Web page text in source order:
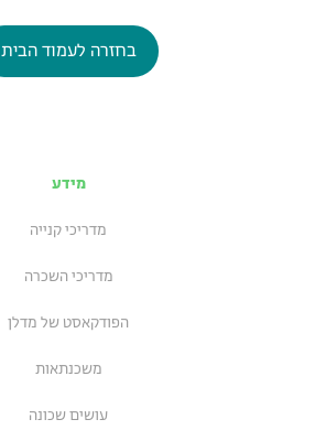
בחזרה לעמוד הבית
מידע
מדריכי קנייה
מדריכי השכרה
הפודקאסט של מדלן
משכנתאות
עושים שכונה